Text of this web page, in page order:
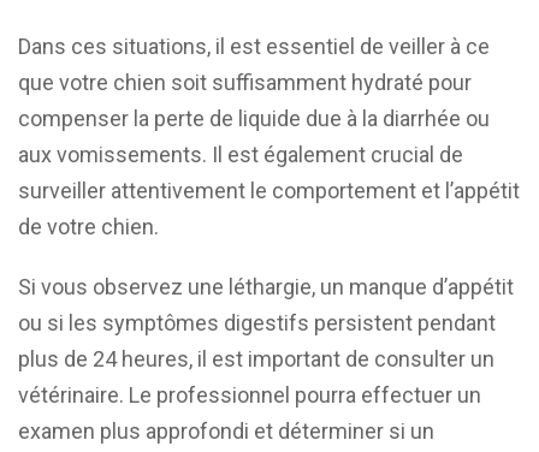
Dans ces situations, il est essentiel de veiller à ce
que votre chien soit suffisamment hydraté pour
compenser la perte de liquide due à la diarrhée ou
aux vomissements. Il est également crucial de
surveiller attentivement le comportement et l’appétit
de votre chien.
Si vous observez une léthargie, un manque d’appétit
ou si les symptômes digestifs persistent pendant
plus de 24 heures, il est important de consulter un
vétérinaire. Le professionnel pourra effectuer un
examen plus approfondi et déterminer si un